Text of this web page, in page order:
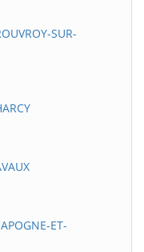
SUR-
ET-